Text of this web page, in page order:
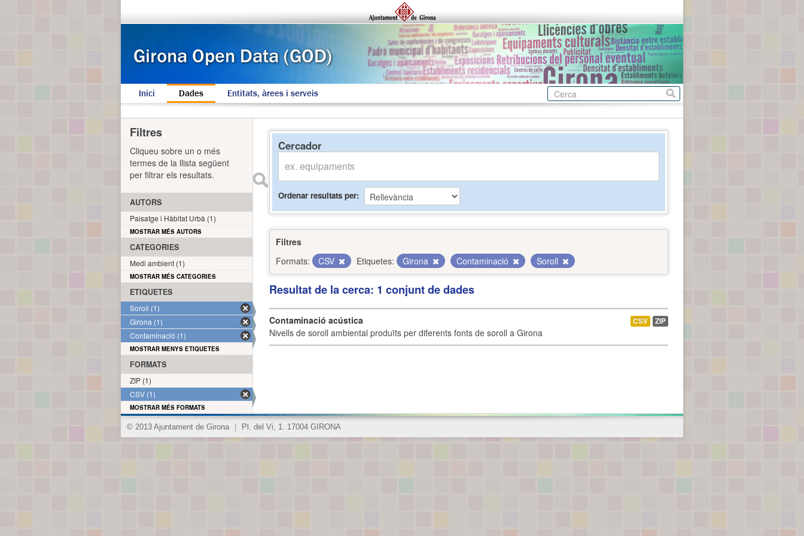
Inici Dades Entitats, àrees i serveis
Cercador
Ordenar resultats per
Filtres
Formats:
CSV Etiquetes: Girona Contaminació Soroll
Resultat de la cerca: 1 conjunt de dades
Contaminació acústica
Nivells de soroll ambiental produïts per diferents fonts de soroll a Girona
CSV ZIP
Filtres
Cliqueu sobre un o més
termes de la llista següent
per filtrar els resultats.
AUTORS
Paisatge i Hàbitat Urbà (1)
MOSTRAR MÉS AUTORS
CATEGORIES
Medi ambient (1)
MOSTRAR MÉS CATEGORIES
ETIQUETES
Soroll (1)
Girona (1)
Contaminació (1)
MOSTRAR MENYS ETIQUETES
FORMATS
ZIP (1)
CSV (1)
MOSTRAR MÉS FORMATS
© 2013 Ajuntament de Girona Pl. del Vi, 1. 17004 GIRONA